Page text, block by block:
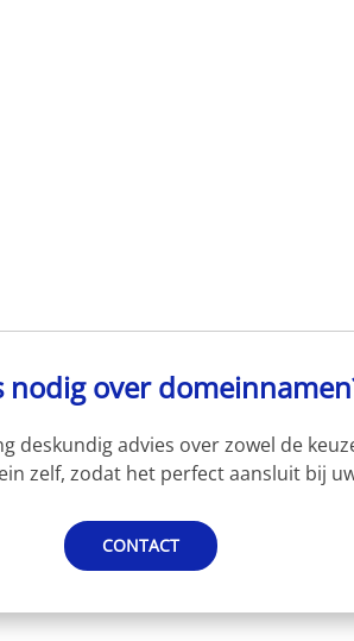
nodig over
deskundig advies over zowel de
zelf, zodat het perfect aansluit bij
CONTACT